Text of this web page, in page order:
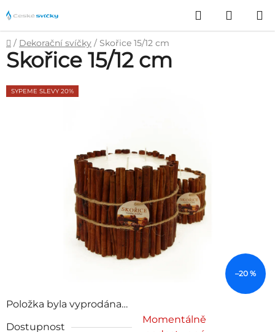
na
obsah
Hledat
KOŠÍK
Domů
/ Dekorační svíčky / Skořice 15/12 cm
Položka byla vyprodána…
Dostupnost
Momentálně
Skořice 15/12 cm
SYPEME SLEVY 20%
–20 %